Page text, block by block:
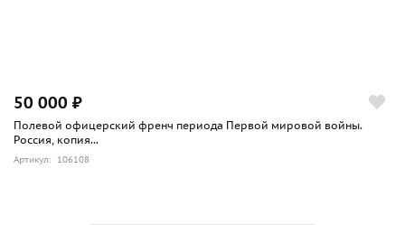
50 000 ₽
Полевой офицерский френч периода Первой мировой войны.
Россия, копия...
Артикул: 106108